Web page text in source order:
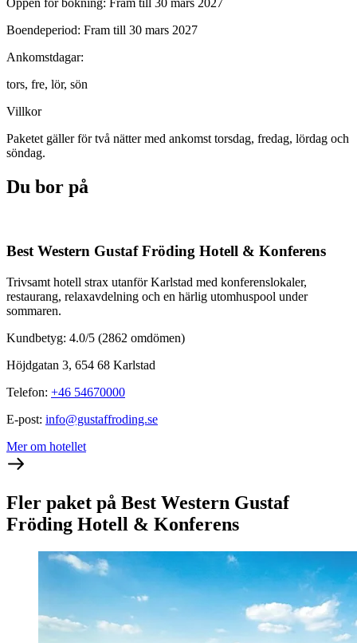
Boendeperiod: Fram till 30 mars 2027
Ankomstdagar:
tors, fre, lör, sön
Villkor
Paketet gäller för två nätter med ankomst torsdag, fredag, lördag och
söndag.
Du bor på
Best Western Gustaf Fröding Hotell & Konferens
Trivsamt hotell strax utanför Karlstad med konferenslokaler,
restaurang, relaxavdelning och en härlig utomhuspool under
sommaren.
Kundbetyg: 4.0/5 (2862 omdömen)
Höjdgatan 3, 654 68 Karlstad
Telefon: +46 54670000
E-post: info@gustaffroding.se
Mer om hotellet
Fler paket på Best Western Gustaf
Fröding Hotell & Konferens